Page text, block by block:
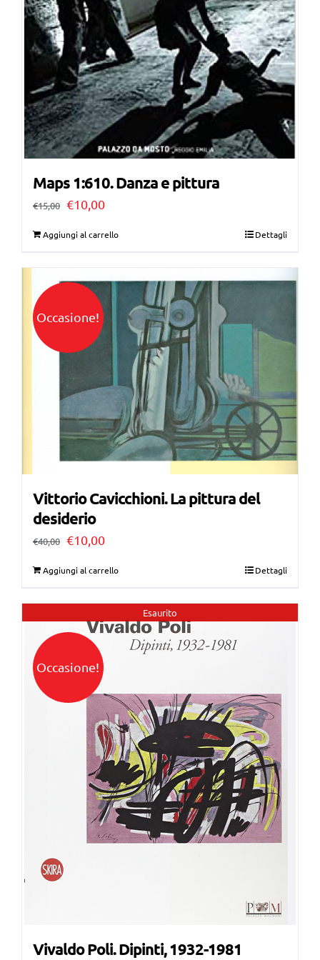
Maps 1:610. Danza e pittura
€15,00 Il
€15,00.
€10,00Il
€10,00.
Aggiungi al carrello Dettagli
Occasione!
Vittorio Cavicchioni. La pittura del
desiderio
€40,00 Il
era:
€40,00.
€10,00Il
è:
€10,00.
Aggiungi al carrello Dettagli
Esaurito
Occasione!
Vivaldo Poli. Dipinti, 1932-1981